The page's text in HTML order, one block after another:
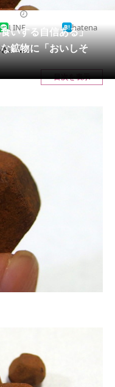
チ
食いする自信ある」
鉱物に「おいしそ
LINE hatena
る……！
目次を表示